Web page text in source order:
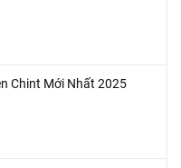
Chint Mới Nhất 2025